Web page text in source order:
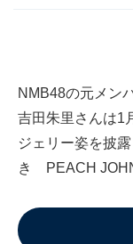
NMB48の元メン
吉田朱里さんは1
ジェリー姿を披
き PEACH